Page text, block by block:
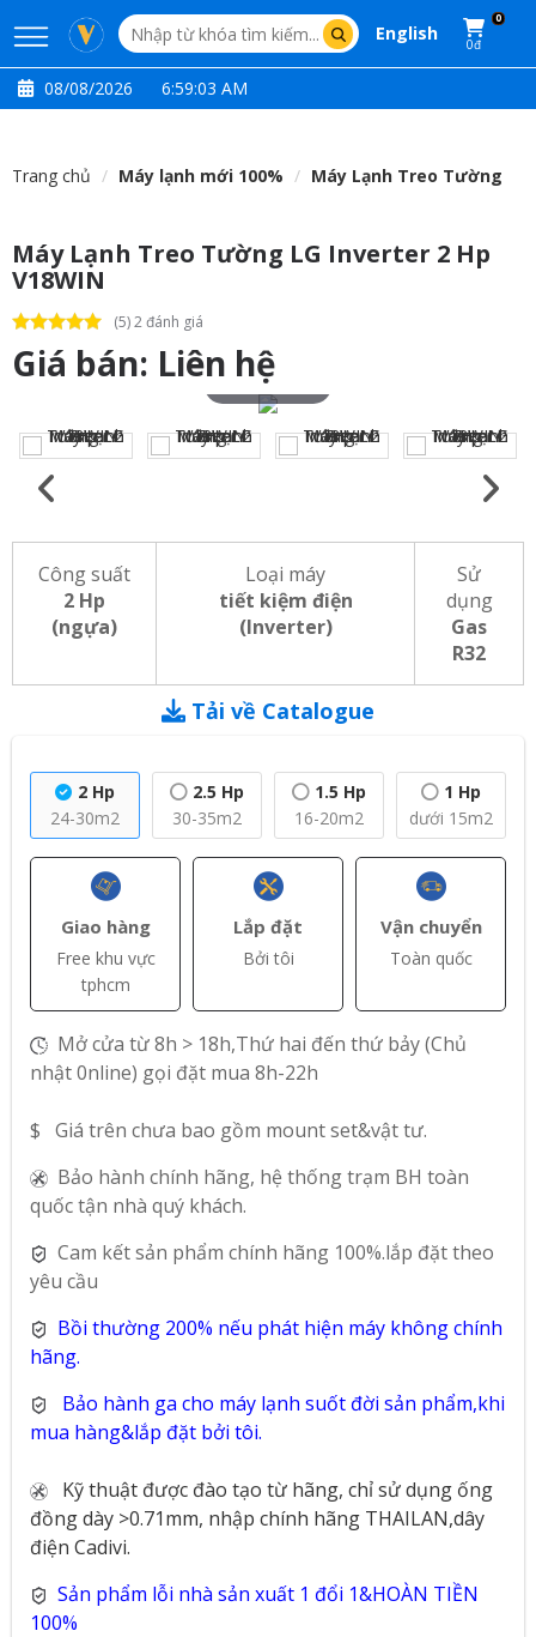
English
0
0đ
08/08/2026 6:59:04 AM
Trang chủ Máy lạnh mới 100% Máy Lạnh Treo Tường
Máy Lạnh Treo Tường LG Inverter 2 Hp
V18WIN
(5) 2 đánh giá
Giá bán: Liên hệ
Touch to zoom
Công suất
2 Hp
(ngựa)
Loại máy
tiết kiệm điện
(Inverter)
Sử
dụng
Gas
R32
Tải về Catalogue
2 Hp
24-30m2
2.5 Hp
30-35m2
1.5 Hp
16-20m2
1 Hp
dưới 15m2
Giao hàng
Free khu vực
tphcm
Lắp đặt
Bởi tôi
Vận chuyển
Toàn quốc
Mở cửa từ 8h > 18h,Thứ hai đến thứ bảy (Chủ
nhật 0nline) gọi đặt mua 8h-22h
$ Giá trên chưa bao gồm mount set&vật tư.
Bảo hành chính hãng, hệ thống trạm BH toàn
quốc tận nhà quý khách.
Cam kết sản phẩm chính hãng 100%.lắp đặt theo
yêu cầu
Bồi thường 200% nếu phát hiện máy không chính
hãng.
Bảo hành ga cho máy lạnh suốt đời sản phẩm,khi
mua hàng&lắp đặt bởi tôi.
Kỹ thuật được đào tạo từ hãng, chỉ sử dụng ống
đồng dày >0.71mm, nhập chính hãng THAILAN,dây
điện Cadivi.
Sản phẩm lỗi nhà sản xuất 1 đổi 1&HOÀN TIỀN
100%